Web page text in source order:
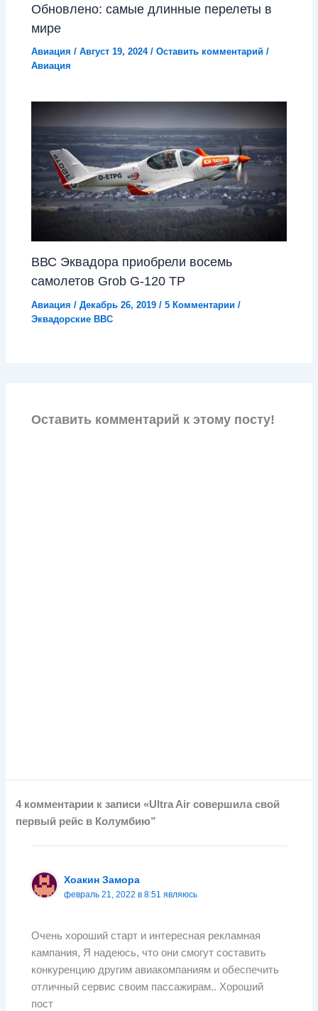
Обновлено: самые длинные перелеты в
мире
Авиация /Август 19, 2024/Оставить комментарий /
Авиация
ВВС Эквадора приобрели восемь
самолетов Grob G-120 TP
Авиация /Декабрь 26, 2019/5 Комментарии /
Эквадорские ВВС
Оставить комментарий к этому посту!
4 комментарии к записи «Ultra Air совершила свой
первый рейс в Колумбию”
Хоакин Замора
февраль 21, 2022 в 8:51 являюсь
Очень хороший старт и интересная рекламная
кампания, Я надеюсь, что они смогут составить
конкуренцию другим авиакомпаниям и обеспечить
отличный сервис своим пассажирам.. Хороший
пост